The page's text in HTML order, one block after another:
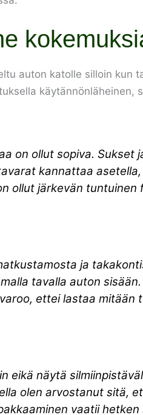
auton katolle silloin kun
käytännönläheinen,
on ollut sopiva. Sukset
kannattaa
ollut järkevän tuntuinen
ja
tavalla auton
ettei lastaa mitään
eikä näytä
olen arvostanut sitä,
vaatii